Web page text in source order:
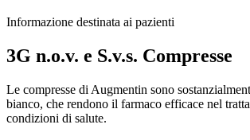
Informazione destinata ai pazienti
3G n.o.v. e S.v.s. Compresse
Le compresse di Augmentin sono
bianco, che rendono il farmaco efficace nel
condizioni di salute.